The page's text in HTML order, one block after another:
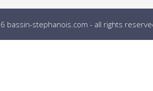
bassin-stephanois.com - all rights